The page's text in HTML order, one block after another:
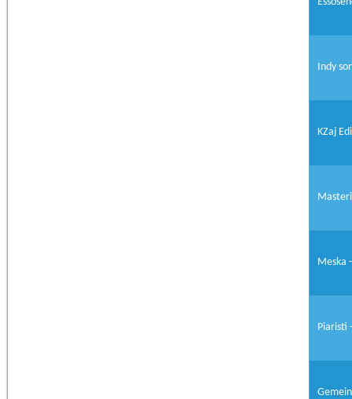
Indy
KZaj
Meska
Piaristi